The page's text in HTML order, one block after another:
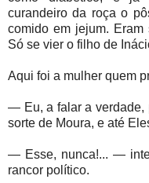
curandeiro da roça o
comido em jejum. Eram
Só se vier o filho de
Aqui foi a mulher quem
— Eu, a falar a verdade,
sorte de Moura, e até
— Esse, nunca!... —
rancor político.